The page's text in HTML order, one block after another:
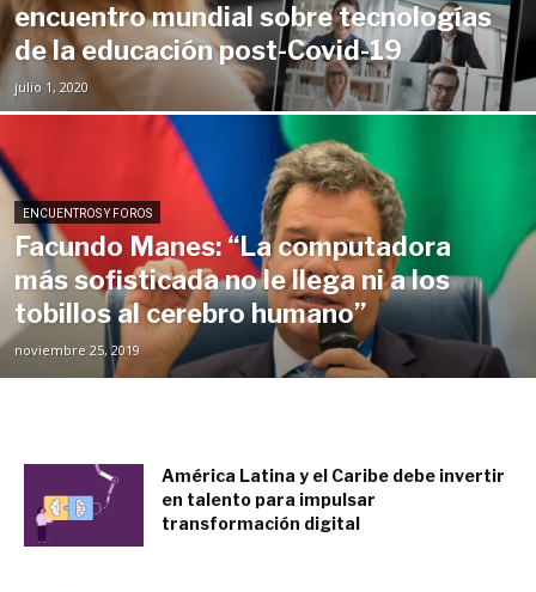
encuentro mundial sobre tecnologías
de la educación post-Covid-19
julio 1, 2020
ENCUENTROS Y FOROS
Facundo Manes: “La computadora
más sofisticada no le llega ni a los
tobillos al cerebro humano”
noviembre 25, 2019
América Latina y el Caribe debe invertir
en talento para impulsar
transformación digital